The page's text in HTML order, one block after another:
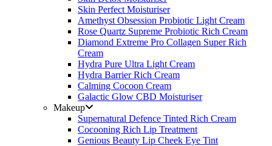
Skin Perfect Moisturiser
Amethyst Obsession Probiotic Light Cream
Rose Quartz Supreme Probiotic Rich Cream
Diamond Extreme Pro Collagen Super Rich
Cream
Hydra Pure Ultra Light Cream
Hydra Barrier Rich Cream
Calming Cocoon Cream
Galactic Glow CBD Moisturiser
Makeup
Supernatural Defence Tinted Rich Cream
Cocooning Rich Lip Treatment
Genious Beauty Lip Cheek Eye Tint